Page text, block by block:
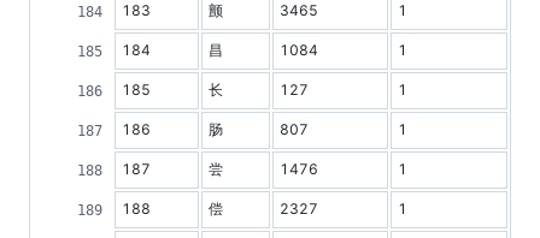
183 颤 3465 1
184 昌 1084 1
185 长 127 1
186 肠 807 1
187 尝 1476 1
188 偿 2327 1